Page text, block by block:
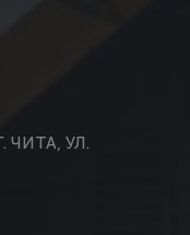
ЧИТА, УЛ.